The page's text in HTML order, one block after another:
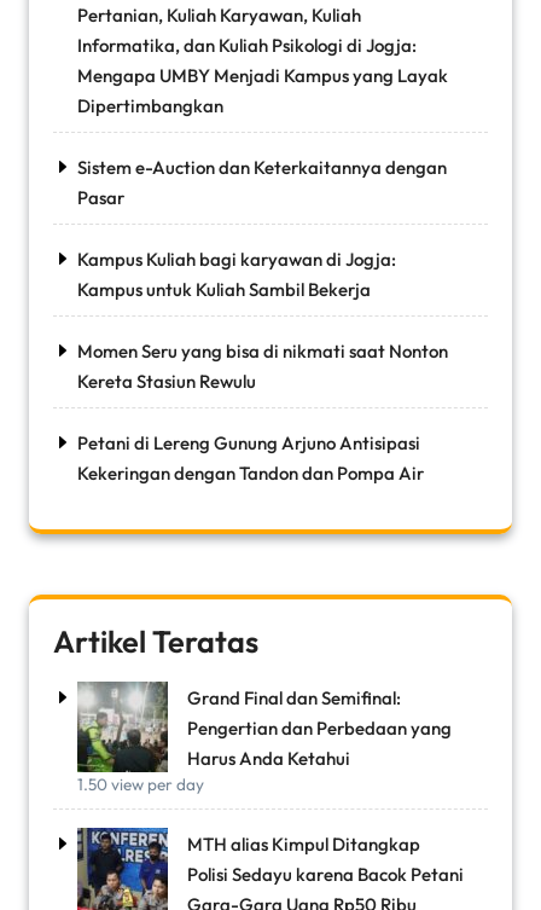
Pertanian, Kuliah Karyawan, Kuliah
Informatika, dan Kuliah Psikologi di Jogja:
Mengapa UMBY Menjadi Kampus yang Layak
Dipertimbangkan
Sistem e-Auction dan Keterkaitannya dengan
Pasar
Kampus Kuliah bagi karyawan di Jogja:
Kampus untuk Kuliah Sambil Bekerja
Momen Seru yang bisa di nikmati saat Nonton
Kereta Stasiun Rewulu
Petani di Lereng Gunung Arjuno Antisipasi
Kekeringan dengan Tandon dan Pompa Air
Artikel Teratas
Grand Final dan Semifinal:
Pengertian dan Perbedaan yang
Harus Anda Ketahui
1.50 view per day
MTH alias Kimpul Ditangkap
Polisi Sedayu karena Bacok Petani
Gara-Gara Uang Rp50 Ribu